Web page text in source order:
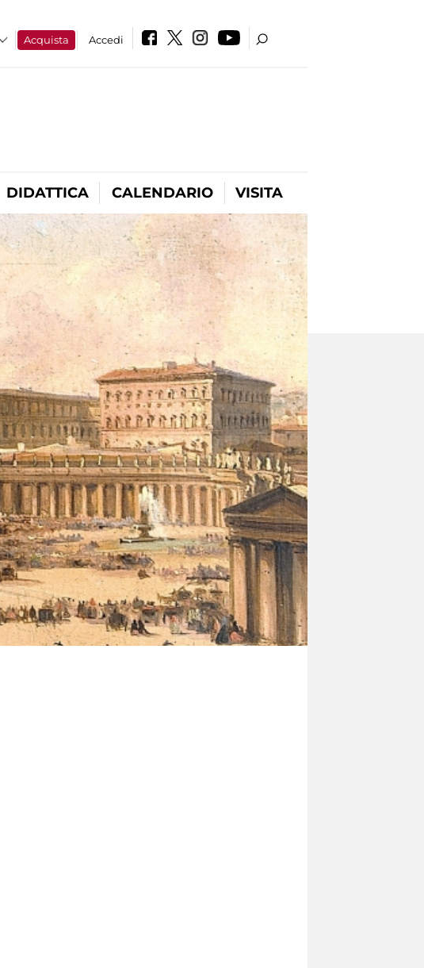
Acquista Accedi
DIDATTICA CALENDARIO VISITA